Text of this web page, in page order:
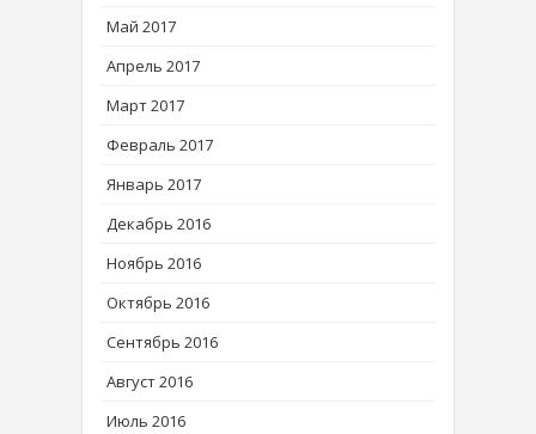
Май 2017
Апрель 2017
Март 2017
Февраль 2017
Январь 2017
Декабрь 2016
Ноябрь 2016
Октябрь 2016
Сентябрь 2016
Август 2016
Июль 2016